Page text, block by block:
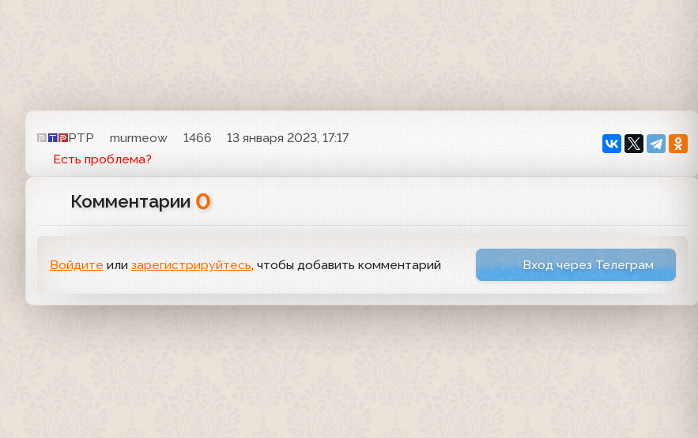
РТР murmeow 1466
13 января 2023, 17:17
Есть проблема?
Комментарии 0
Войдите или зарегистрируйтесь, чтобы добавить комментарий Вход через Телеграм